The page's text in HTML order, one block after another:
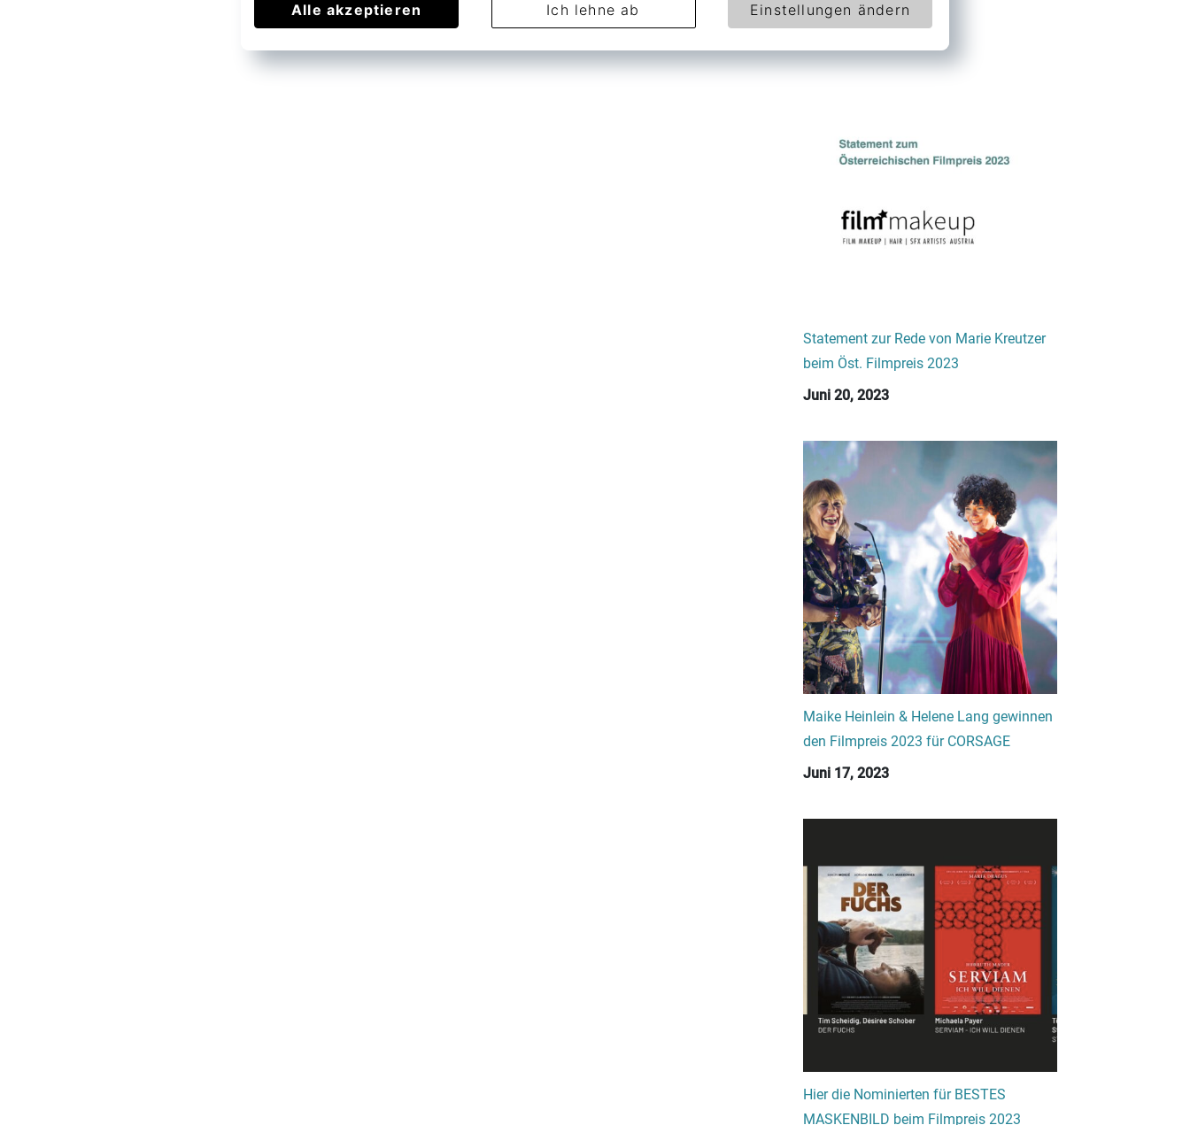
Alle akzeptieren Ich lehne ab Einstellungen ändern
April 12, 2024
Statement zur Rede von Marie Kreutzer
beim Öst. Filmpreis 2023
Juni 20, 2023
Maike Heinlein & Helene Lang gewinnen
den Filmpreis 2023 für CORSAGE
Juni 17, 2023
Hier die Nominierten für BESTES
MASKENBILD beim Filmpreis 2023